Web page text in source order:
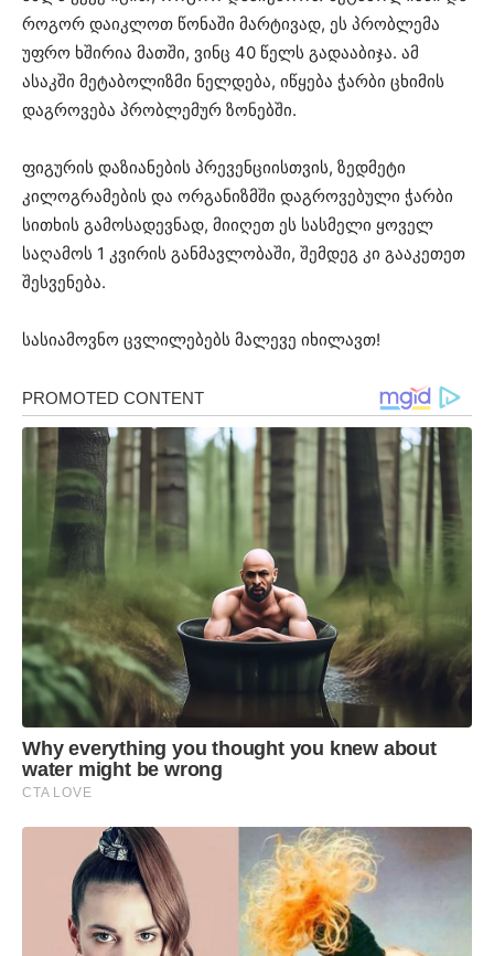
როგორ დაიკლოთ წონაში მარტივად, ეს პრობლემა
უფრო ხშირია მათში, ვინც 40 წელს გადააბიჯა. ამ
ასაკში მეტაბოლიზმი ნელდება, იწყება ჭარბი ცხიმის
დაგროვება პრობლემურ ზონებში.
ფიგურის დაზიანების პრევენციისთვის, ზედმეტი
კილოგრამების და ორგანიზმში დაგროვებული ჭარბი
სითხის გამოსადევნად, მიიღეთ ეს სასმელი ყოველ
საღამოს 1 კვირის განმავლობაში, შემდეგ კი გააკეთეთ
შესვენება.
სასიამოვნო ცვლილებებს მალევე იხილავთ!